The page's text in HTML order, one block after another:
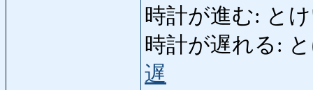
時計が進む: と
時計が遅れる:
遅